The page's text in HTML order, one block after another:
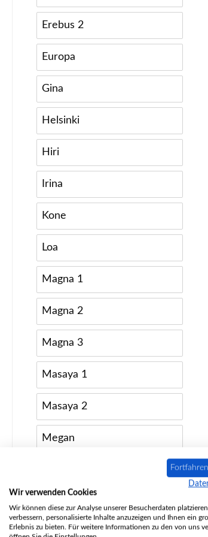
Erebus 2
Europa
Gina
Helsinki
Hiri
Irina
Kone
Loa
Magna 1
Magna 2
Magna 3
Masaya 1
Masaya 2
Megan
Montreal
Wir verwenden Cookies
Wir können diese zur Analyse unserer Besucherdaten
verbessern, personalisierte Inhalte anzuzeigen und Ihnen ein
Erlebnis zu bieten. Für weitere Informationen zu den von uns